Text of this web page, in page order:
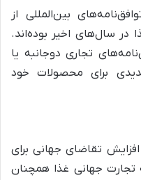
بین‌المللی از
در سال‌های اخیر بوده‌اند.
تجاری دوجانبه یا
جدیدی برای محصولات خود
تقاضای جهانی برای
جهانی غذا همچنان